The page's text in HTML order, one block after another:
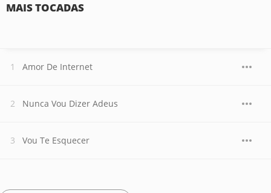
MAIS TOCADAS
Amor De Internet
Nunca Vou Dizer Adeus
Vou Te Esquecer